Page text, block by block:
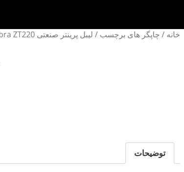
خانه / چاپگر های برچسب / لیبل پرینتر صنعتی Zebra ZT220
توضیحات